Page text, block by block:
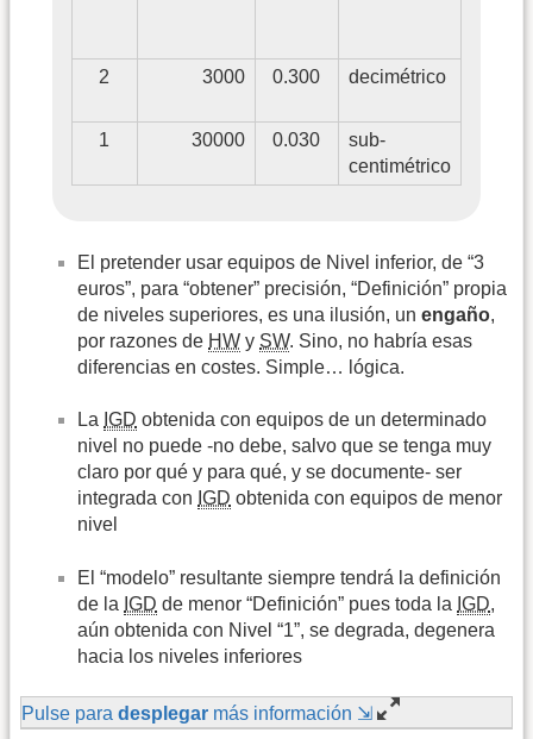
2
3000 0.300 decimétrico
1
30000 0.030
sub-
centimétrico
El pretender usar equipos de Nivel inferior, de “3
euros”, para “obtener” precisión, “Definición” propia
de niveles superiores, es una ilusión, un engaño,
por razones de HW y SW. Sino, no habría esas
diferencias en costes. Simple… lógica.
La IGD obtenida con equipos de un determinado
nivel no puede -no debe, salvo que se tenga muy
claro por qué y para qué, y se documente- ser
integrada con IGD obtenida con equipos de menor
nivel
El “modelo” resultante siempre tendrá la definición
de la IGD de menor “Definición” pues toda la IGD,
aún obtenida con Nivel “1”, se degrada, degenera
hacia los niveles inferiores
Pulse para desplegar más información ⇲